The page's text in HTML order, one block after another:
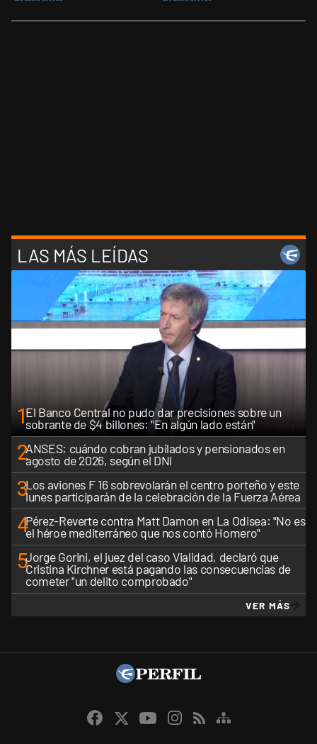
LAS MÁS LEÍDAS
1El Banco Central no pudo dar precisiones sobre un
sobrante de $4 billones: "En algún lado están"
2ANSES: cuándo cobran jubilados y pensionados en
agosto de 2026, según el DNI
3Los aviones F 16 sobrevolarán el centro porteño y este
lunes participarán de la celebración de la Fuerza Aérea
4Pérez-Reverte contra Matt Damon en La Odisea: "No es
el héroe mediterráneo que nos contó Homero"
5Jorge Gorini, el juez del caso Vialidad, declaró que
Cristina Kirchner está pagando las consecuencias de
cometer "un delito comprobado"
VER MÁS